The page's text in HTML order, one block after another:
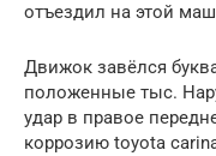
отъездил на этой
Движок завёлся
положенные тыс.
удар в правое
коррозию toyota